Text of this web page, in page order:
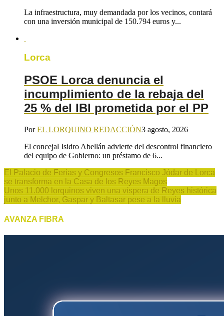
La infraestructura, muy demandada por los vecinos, contará
con una inversión municipal de 150.794 euros y...
Lorca
PSOE Lorca denuncia el
incumplimiento de la rebaja del
25 % del IBI prometida por el PP
PorEL LORQUINO REDACCIÓN3 agosto, 2026
El concejal Isidro Abellán advierte del descontrol financiero
del equipo de Gobierno: un préstamo de 6...
El Palacio de Ferias y Congresos Francisco Jódar de Lorca
se transforma en la Casa de los Reyes Magos
Unos 11.000 lorquinos viven una víspera de Reyes histórica
junto a Melchor, Gaspar y Baltasar pese a la lluvia
AVANZA FIBRA